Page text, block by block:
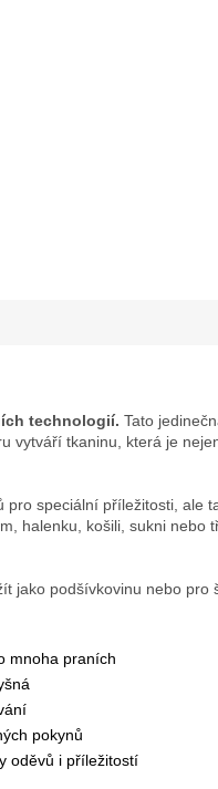
technologií. Tato
vytváří tkaninu, která je
speciální příležitosti, ale
halenku, košili, sukni nebo
jako podšívkovinu nebo
mnoha praních
pokynů
oděvů i příležitostí